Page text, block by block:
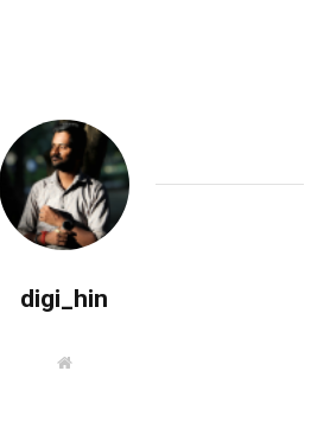
digi_hin
W